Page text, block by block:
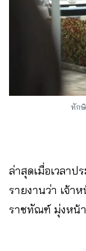
ทักษิ
ล่าสุดเมื่อเวลาป
รายงานว่า เจ้า
ราชทัณฑ์ มุ่งหน้